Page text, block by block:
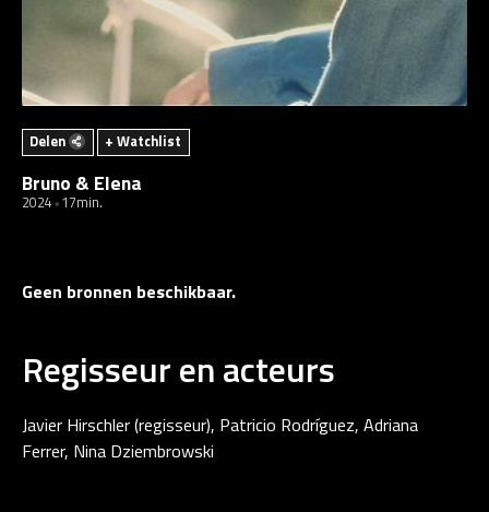
Delen + Watchlist
Bruno & Elena
2024 17min.
Geen bronnen beschikbaar.
Regisseur en acteurs
Javier Hirschler (regisseur), Patricio Rodríguez, Adriana
Ferrer, Nina Dziembrowski